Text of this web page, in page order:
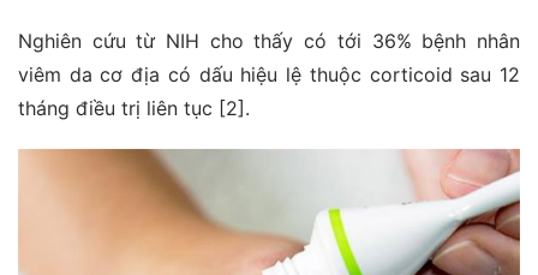
Nghiên cứu từ NIH cho thấy có tới 36% bệnh nhân
viêm da cơ địa có dấu hiệu lệ thuộc corticoid sau 12
tháng điều trị liên tục [2].